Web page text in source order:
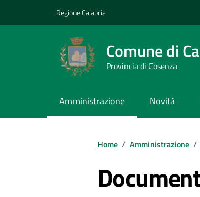
Regione Calabria
Comune di
Provincia di Cosenza
Amministrazione Novità
Home / Amministrazione /